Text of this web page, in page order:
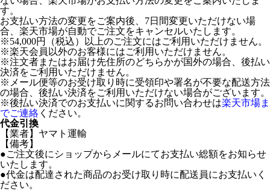
す。
お支払い方法の変更をご案内後、7日間変更いただけない場
合、楽天市場が自動でご注文をキャンセルいたします。
※54,000円（税込）以上のご注文にはご利用いただけません。
※楽天会員以外のお客様にはご利用いただけません。
※注文者またはお届け先住所のどちらかが国外の場合、後払い
決済をご利用いただけません。
※メール便等のお受け取り時に受領印や署名が不要な配送方法
の場合、後払い決済をご利用いただけない場合がございます。
※後払い決済でのお支払いに関するお問い合わせは楽天市場ま
でご連絡 ください。
代金引換
【業者】ヤマト運輸
【備考】
●ご注文後にショップからメールにてお支払い総額をお知らせ
いたします。
●代金は配達された商品のお受け取り時に配送員にお支払いく
ださい。